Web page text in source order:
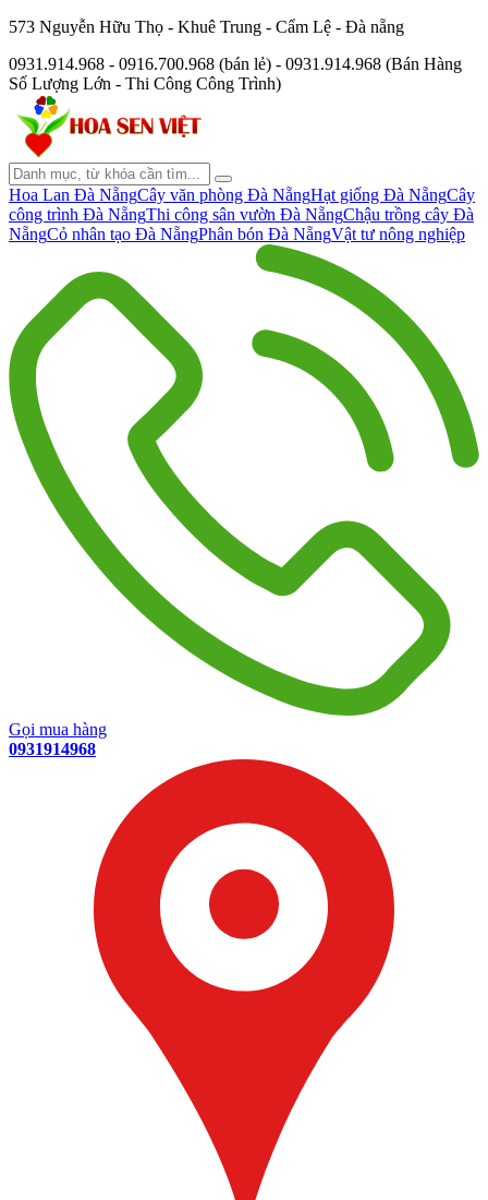
573 Nguyễn Hữu Thọ - Khuê Trung - Cẩm Lệ - Đà nẵng
0931.914.968 - 0916.700.968 (bán lẻ) - 0931.914.968 (Bán Hàng
Số Lượng Lớn - Thi Công Công Trình)
Hoa Lan Đà NẵngCây văn phòng Đà NẵngHạt giống Đà NẵngCây
công trình Đà NẵngThi công sân vườn Đà NẵngChậu trồng cây Đà
NẵngCỏ nhân tạo Đà NẵngPhân bón Đà NẵngVật tư nông nghiệp
Gọi mua hàng
0931914968